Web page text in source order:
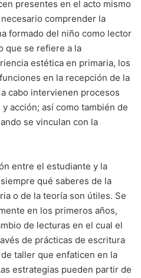
presentes en el acto mismo
comprender la
formado del niño como lector
que se refiere a la
estética en primaria, los
en la recepción de la
cabo intervienen procesos
acción; así como también de
se vinculan con la
entre el estudiante y la
qué saberes de la
o de la teoría son útiles. Se
en los primeros años,
de lecturas en el cual el
de prácticas de escritura
taller que enfaticen en la
estrategias pueden partir de